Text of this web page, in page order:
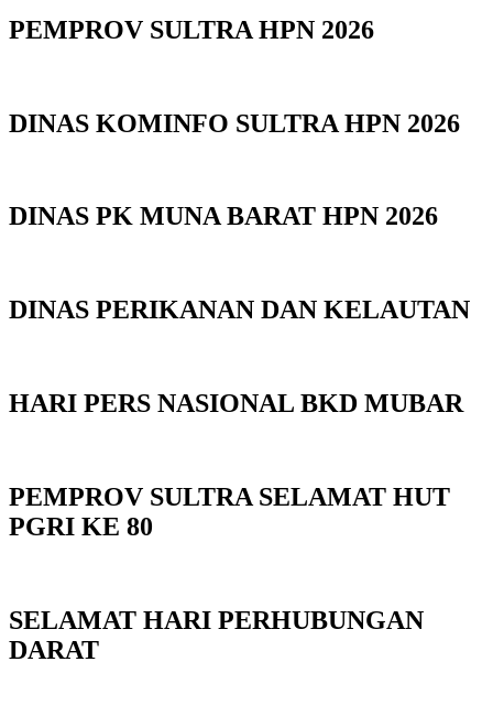
PEMPROV SULTRA HPN 2026
DINAS KOMINFO SULTRA HPN 2026
DINAS PK MUNA BARAT HPN 2026
DINAS PERIKANAN DAN KELAUTAN
HARI PERS NASIONAL BKD MUBAR
PEMPROV SULTRA SELAMAT HUT
PGRI KE 80
SELAMAT HARI PERHUBUNGAN
DARAT